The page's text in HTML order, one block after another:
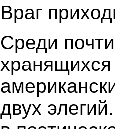
Враг
Среди
хранящихся
двух